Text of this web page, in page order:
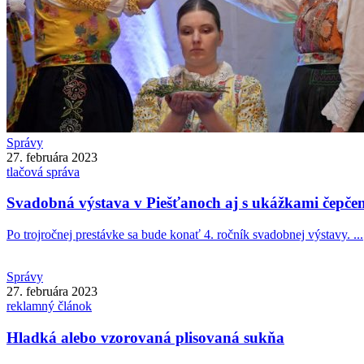
Správy
27. februára 2023
tlačová správa
Svadobná výstava v Piešťanoch aj s ukážkami
Po trojročnej prestávke sa bude konať 4. ročník svadobnej výstavy. ...
Správy
27. februára 2023
reklamný článok
Hladká alebo vzorovaná plisovaná sukňa